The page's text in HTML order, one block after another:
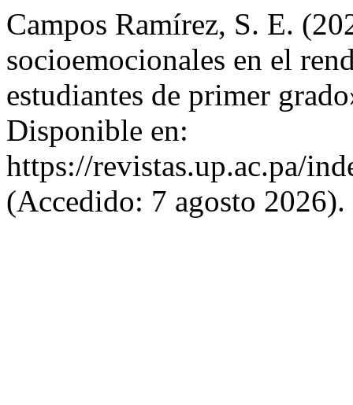
Campos Ramírez, S. E.
socioemocionales en el
estudiantes de primer
Disponible en:
https://revistas.up.ac.pa/
(Accedido: 7 agosto 2026).